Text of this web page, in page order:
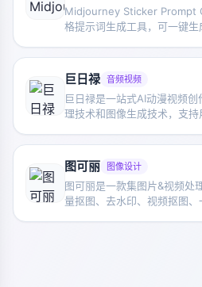
Midjourney Sticker Prompt
格提示词生成工具，可一键
巨日禄 音频视频
巨日禄是一站式AI动漫视频
理技术和图像生成技术，支
站式制作，提供多种画风选
类创作者使用。
图可丽 图像设计
图可丽是一款集图片&视频处
量抠图、去水印、视频抠图